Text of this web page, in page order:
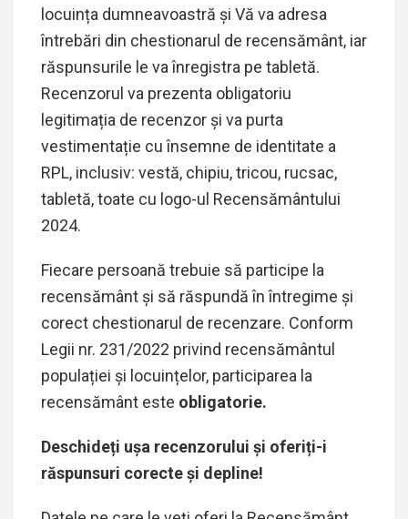
locuința dumneavoastră și Vă va adresa
întrebări din chestionarul de recensământ, iar
răspunsurile le va înregistra pe tabletă.
Recenzorul va prezenta obligatoriu
legitimația de recenzor și va purta
vestimentație cu însemne de identitate a
RPL, inclusiv: vestă, chipiu, tricou, rucsac,
tabletă, toate cu logo-ul Recensământului
2024.
Fiecare persoană trebuie să participe la
recensământ și să răspundă în întregime și
corect chestionarul de recenzare. Conform
Legii nr. 231/2022 privind recensământul
populației și locuințelor, participarea la
recensământ este obligatorie.
Deschideți ușa recenzorului și oferiți-i
răspunsuri corecte și depline!